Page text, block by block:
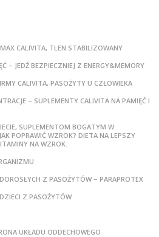
CALIVITA, TLEN STABILIZOWANY
– JEDŹ BEZPIECZNIEJ Z ENERGY&MEMORY
CALIVITA, PASOŻYTY U CZŁOWIEKA
– SUPLEMENTY CALIVITA NA PAMIĘĆ I
SUPLEMENTOM BOGATYM W
POPRAWIĆ WZROK? DIETA NA LEPSZY
NA WZROK.
Z PASOŻYTÓW – PARAPROTEX
Z PASOŻYTÓW
UKŁADU ODDECHOWEGO